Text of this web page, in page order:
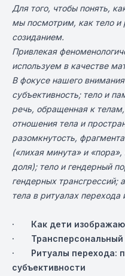
Для того, чтобы понять,
мы посмотрим, как тело и
созиданием.
Привлекая
используем в качестве
В фокусе нашего
субъективность; тело и
речь, обращенная к
отношения тела и
разомкнутость,
(«лихая минута» и
доля); тело и гендерный
гендерных трансгрессий;
тела в ритуалах
· Как дети
· Трансперсональный
· Ритуалы перехода:
субъективности